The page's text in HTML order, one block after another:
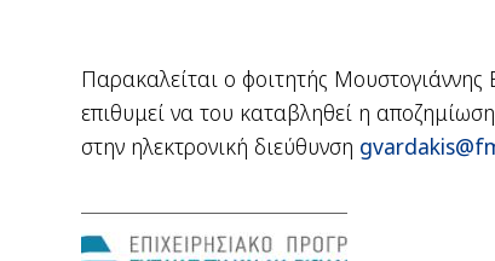
Παρακαλείται ο φοιτητής
επιθυμεί να του καταβληθεί η
στην ηλεκτρονική διεύθυνση
Από το γραφείο